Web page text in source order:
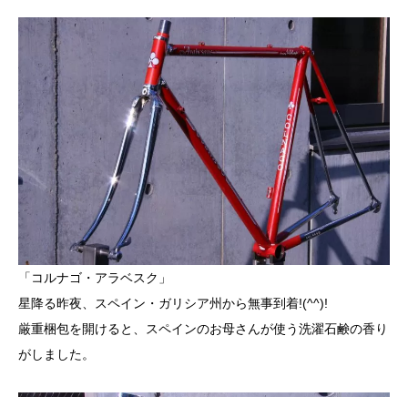
「コルナゴ・アラベスク」
星降る昨夜、スペイン・ガリシア州から無事到着!(^^)!
厳重梱包を開けると、スペインのお母さんが使う洗濯石鹸の香り
がしました。